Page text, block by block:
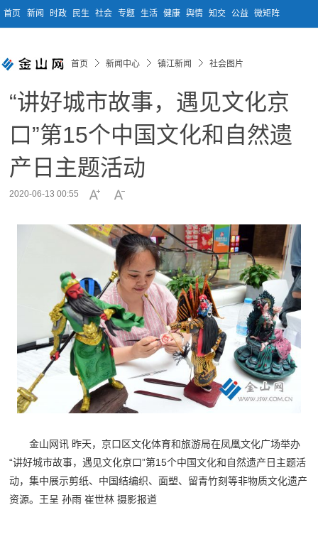
首页 新闻 时政 民生 社会 专题 生活 健康 舆情 知交 公益 微矩阵
首页 新闻中心 镇江新闻 社会图片
“讲好城市故事，遇见文化京
口”第15个中国文化和自然遗
产日主题活动
2020-06-13 00:55
金山网讯 昨天，京口区文化体育和旅游局在凤凰文化广场举办
“讲好城市故事，遇见文化京口”第15个中国文化和自然遗产日主题活
动，集中展示剪纸、中国结编织、面塑、留青竹刻等非物质文化遗产
资源。 王呈 孙雨 崔世林摄影报道